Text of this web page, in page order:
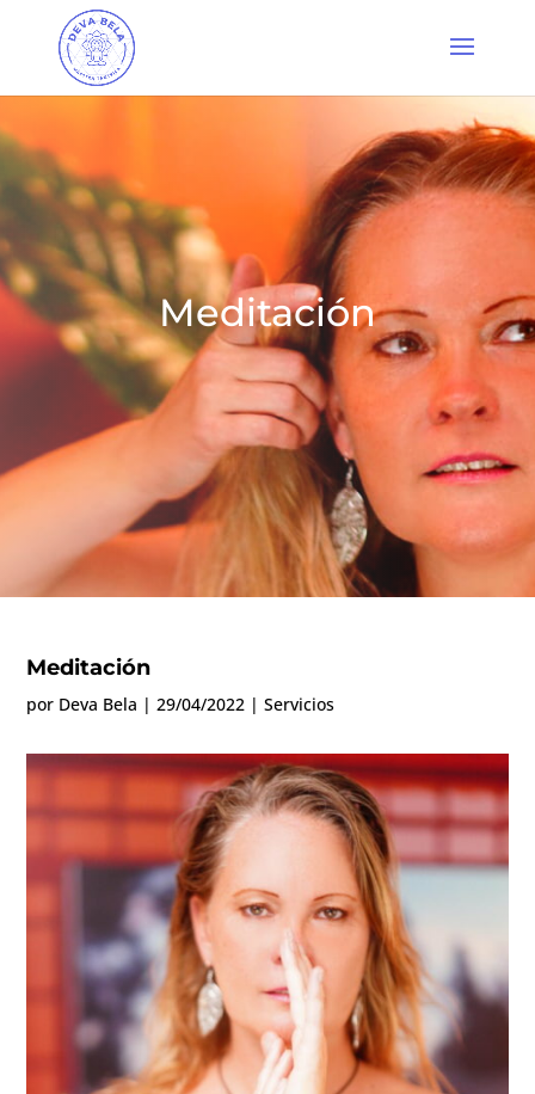
Meditación
Meditación
por Deva Bela |29/04/2022 |Servicios